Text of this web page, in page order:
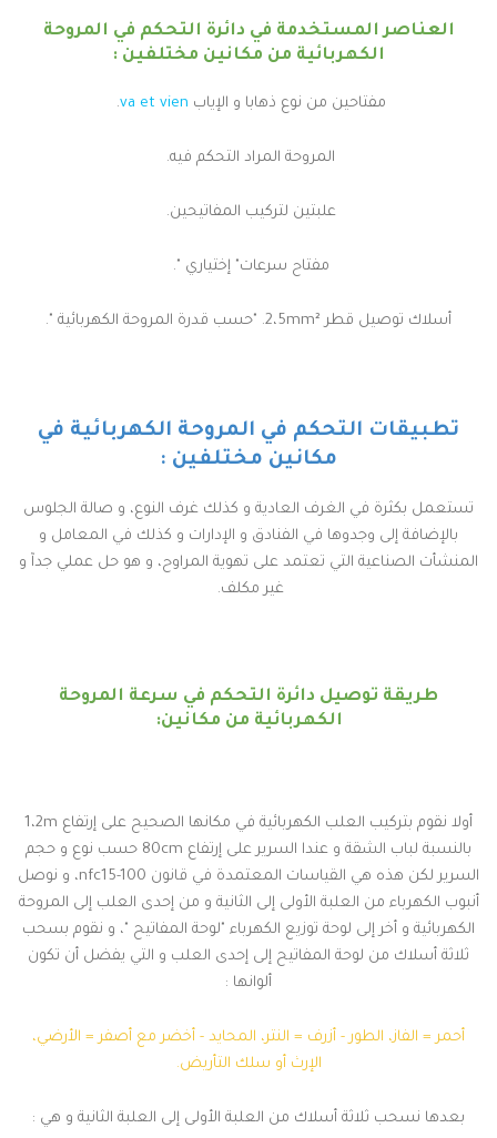
العناصر المستخدمة في دائرة التحكم في المروحة
الكهربائية من مكانين مختلفين :
مفتاحين من نوع ذهابا و الإياب va et vien
.
المروحة المراد التحكم فيه.
علبتين لتركيب المفاتيحين.
مفتاح سرعات" إختياري ".
أسلاك توصيل قطر 2،5mm². "حسب قدرة المروحة الكهربائية ".
تطبيقات التحكم في المروحة الكهربائية في
مكانين مختلفين :
تستعمل بكثرة في الغرف العادية و كذلك غرف النوع، و صالة الجلوس
بالإضافة إلى وجدوها في الفنادق و الإدارات و كذلك في المعامل و
المنشأت الصناعية التي تعتمد على تهوية المراوح، و هو حل عملي جدآ و
غير مكلف.
طريقة توصيل دائرة التحكم في سرعة المروحة
الكهربائية من مكانين:
أولا نقوم بتركيب العلب الكهربائية في مكانها الصحيح على إرتفاع 1،2m
بالنسبة لباب الشقة و عندا السرير على إرتفاع 80cm حسب نوع و حجم
السرير لكن هذه هي القياسات المعتمدة في قانون nfc15-100، و نوصل
أنبوب الكهرباء من العلبة الأولى إلى الثانية و من إحدى العلب إلى المروحة
الكهربائية و أخر إلى لوحة توزيع الكهرباء "لوحة المفاتيح "، و نقوم بسحب
ثلاثة أسلاك من لوحة المفاتيح إلى إحدى العلب و التي يفضل أن تكون
ألوانها :
أحمر = الفاز، الطور - أزرف = النتر، المحايد - أخضر مع أصفر = الأرضي،
الإرث أو سلك التأريض.
بعدها نسحب ثلاثة أسلاك من العلبة الأولى إلى العلبة الثانية و هي :